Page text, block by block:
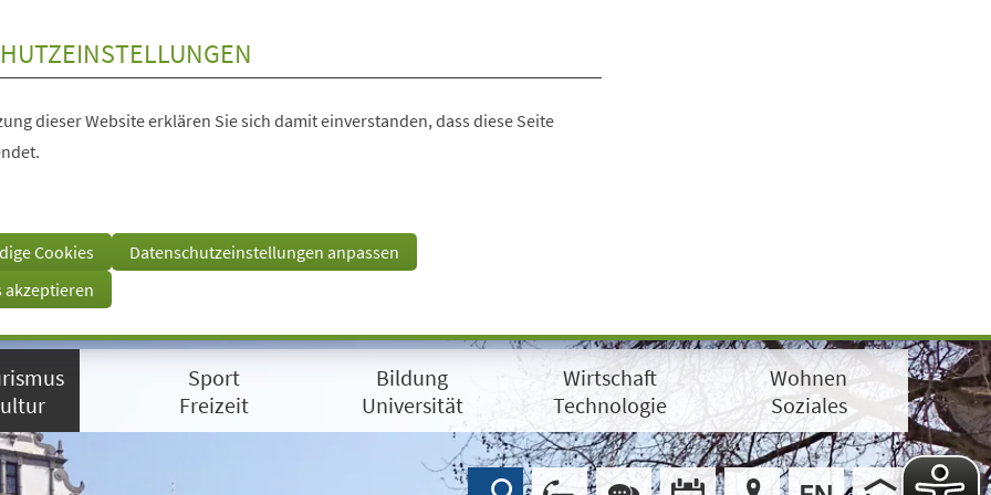
dieser Website erklären Sie sich damit einverstanden, dass diese Seite
Cookies
Datenschutzeinstellungen anpassen
akzeptieren
Sport
Freizeit
Bildung
Universität
Wirtschaft
Technologie
Wohnen
Soziales